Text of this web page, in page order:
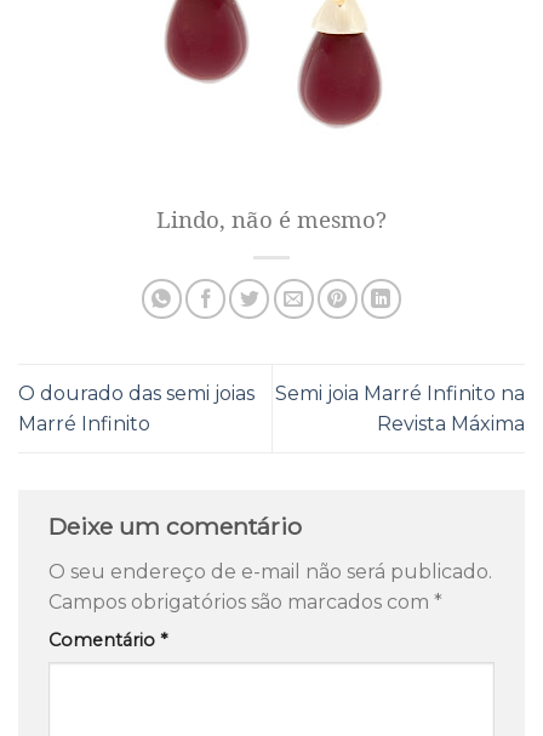
Lindo, não é mesmo?
O dourado das semi joias
Marré Infinito
Semi joia Marré Infinito na
Revista Máxima
Deixe um comentário
O seu endereço de e-mail não será publicado.
Campos obrigatórios são marcados com *
Comentário *